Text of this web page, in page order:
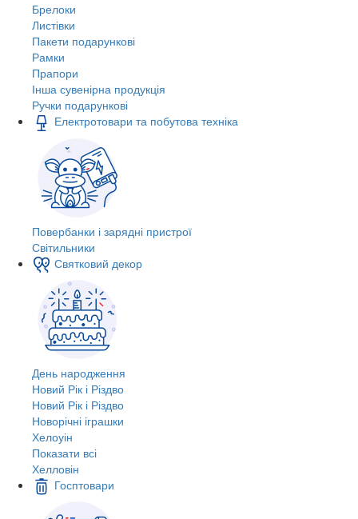
Брелоки
Листівки
Пакети подарункові
Рамки
Прапори
Інша сувенірна продукція
Ручки подарункові
Електротовари та побутова техніка
Повербанки і зарядні пристрої
Світильники
Святковий декор
День народження
Новий Рік і Різдво
Новий Рік і Різдво
Новорічні іграшки
Хелоуін
Показати всі
Хелловін
Госптовари